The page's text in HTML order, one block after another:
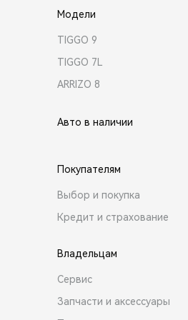
Модели
TIGGO 9
TIGGO 7L
ARRIZO 8
Авто в наличии
Покупателям
Выбор и покупка
Кредит и страхование
Владельцам
Сервис
Запчасти и аксессуары